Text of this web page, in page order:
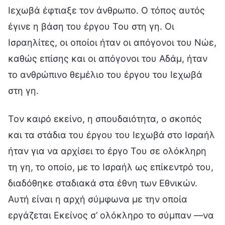
Ιεχωβά έφτιαξε τον άνθρωπο. Ο τόπος αυτός
έγινε η βάση του έργου Του στη γη. Οι
Ισραηλίτες, οι οποίοι ήταν οι απόγονοι του Νώε,
καθώς επίσης και οι απόγονοι του Αδάμ, ήταν
το ανθρώπινο θεμέλιο του έργου του Ιεχωβά
στη γη.
Τον καιρό εκείνο, η σπουδαιότητα, ο σκοπός
και τα στάδια του έργου του Ιεχωβά στο Ισραήλ
ήταν για να αρχίσει το έργο Του σε ολόκληρη
τη γη, το οποίο, με το Ισραήλ ως επίκεντρό του,
διαδόθηκε σταδιακά στα έθνη των Εθνικών.
Αυτή είναι η αρχή σύμφωνα με την οποία
εργάζεται Εκείνος σ’ ολόκληρο το σύμπαν —να